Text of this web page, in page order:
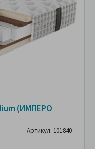
(ИМПЕРО
Артикул: 101840